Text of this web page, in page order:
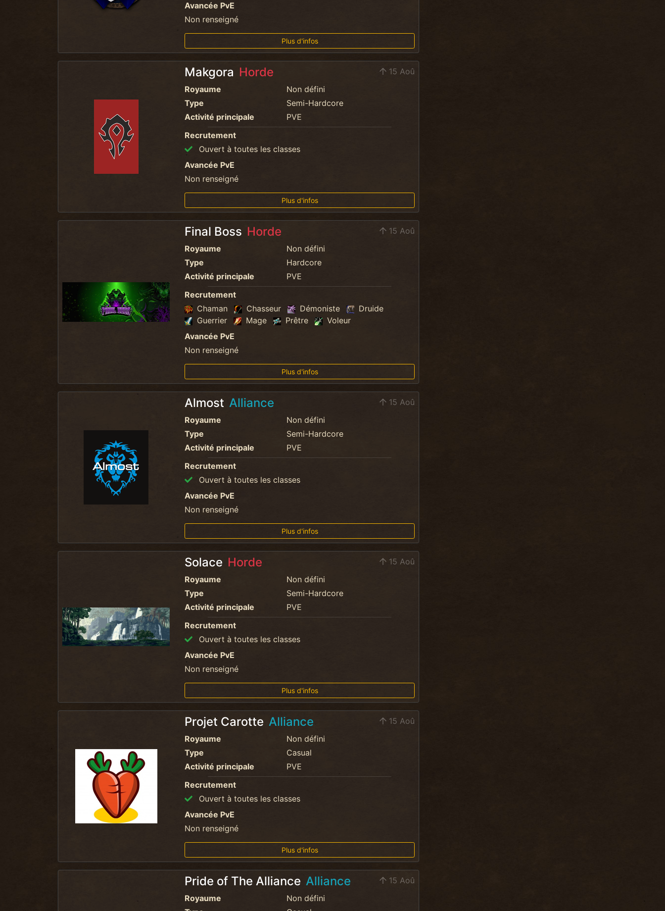
Avancée PvE
Non renseigné
Plus d'infos
Makgora Horde
15 Aoû
Royaume
Non défini
Type
Semi-Hardcore
Activité principale
PVE
Recrutement
Ouvert à toutes les classes
Avancée PvE
Non renseigné
Plus d'infos
Final Boss Horde
15 Aoû
Royaume
Non défini
Type
Hardcore
Activité principale
PVE
Recrutement
Chaman
Chasseur Démoniste
Druide
Guerrier
Mage Prêtre
Voleur
Avancée PvE
Non renseigné
Plus d'infos
Almost Alliance
15 Aoû
Royaume
Non défini
Type
Semi-Hardcore
Activité principale
PVE
Recrutement
Ouvert à toutes les classes
Avancée PvE
Non renseigné
Plus d'infos
Solace Horde
15 Aoû
Royaume
Non défini
Type
Semi-Hardcore
Activité principale
PVE
Recrutement
Ouvert à toutes les classes
Avancée PvE
Non renseigné
Plus d'infos
Projet Carotte Alliance
15 Aoû
Royaume
Non défini
Type
Casual
Activité principale
PVE
Recrutement
Ouvert à toutes les classes
Avancée PvE
Non renseigné
Plus d'infos
Pride of The Alliance Alliance
15 Aoû
Royaume
Non défini